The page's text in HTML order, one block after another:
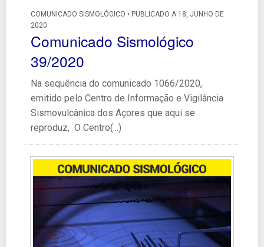
COMUNICADO SISMOLÓGICO • PUBLICADO A 18, JUNHO DE
2020
Comunicado Sismológico
39/2020
Na sequência do comunicado 1066/2020,
emitido pelo Centro de Informação e Vigilância
Sismovulcânica dos Açores que aqui se
reproduz, O Centro(...)